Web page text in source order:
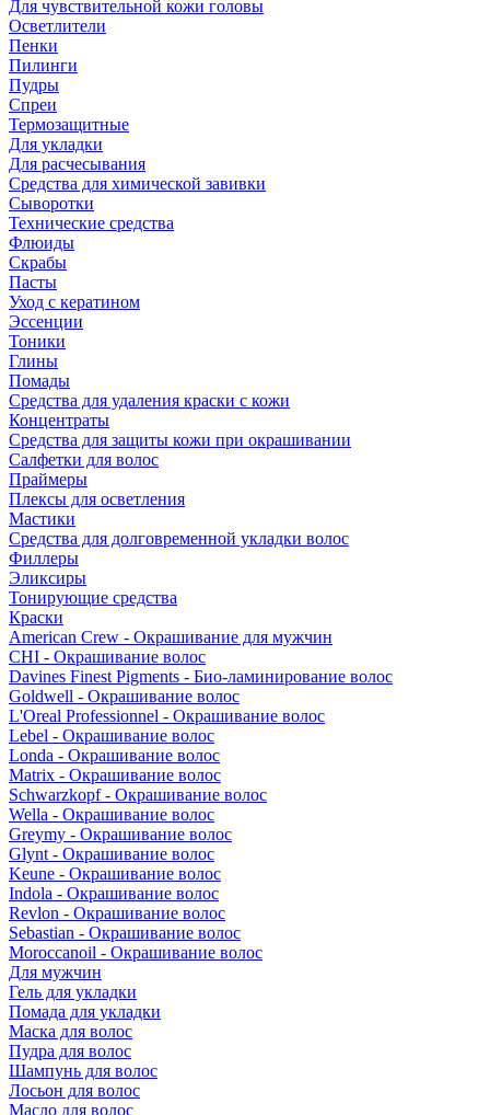
Для чувствительной кожи головы
Осветлители
Пенки
Пилинги
Пудры
Спреи
Термозащитные
Для укладки
Для расчесывания
Средства для химической завивки
Сыворотки
Технические средства
Флюиды
Скрабы
Пасты
Уход с кератином
Эссенции
Тоники
Глины
Помады
Средства для удаления краски с кожи
Концентраты
Средства для защиты кожи при окрашивании
Салфетки для волос
Праймеры
Плексы для осветления
Мастики
Средства для долговременной укладки волос
Филлеры
Эликсиры
Тонирующие средства
Краски
American Crew - Окрашивание для мужчин
CHI - Окрашивание волос
Davines Finest Pigments - Био-ламинирование волос
Goldwell - Окрашивание волос
L'Oreal Professionnel - Окрашивание волос
Lebel - Окрашивание волос
Londa - Окрашивание волос
Matrix - Окрашивание волос
Schwarzkopf - Окрашивание волос
Wella - Окрашивание волос
Greymy - Окрашивание волос
Glynt - Окрашивание волос
Keune - Окрашивание волос
Indola - Окрашивание волос
Revlon - Окрашивание волос
Sebastian - Окрашивание волос
Moroccanoil - Окрашивание волос
Для мужчин
Гель для укладки
Помада для укладки
Маска для волос
Пудра для волос
Шампунь для волос
Лосьон для волос
Масло для волос